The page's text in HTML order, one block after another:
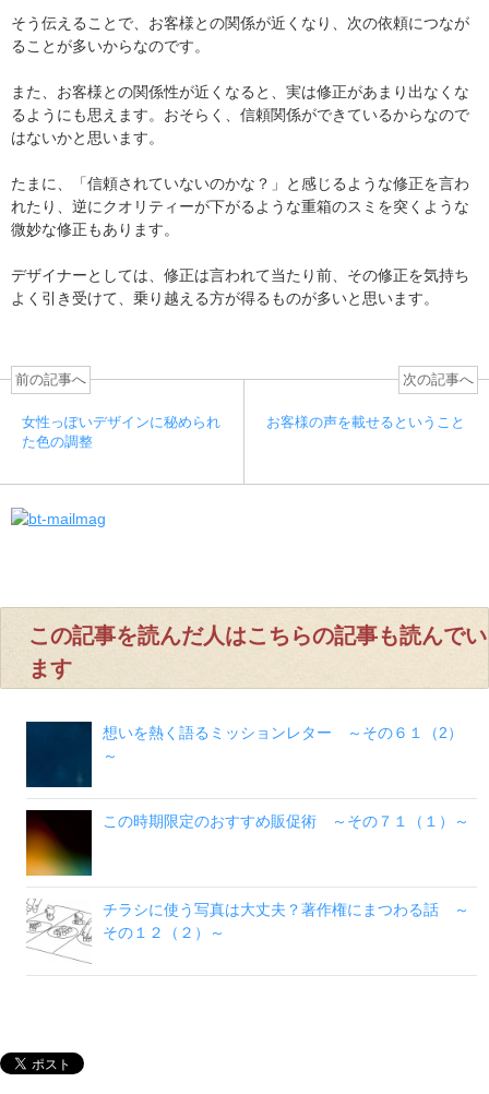
そう伝えることで、お客様との関係が近くなり、次の依頼につなが
ることが多いからなのです。
また、お客様との関係性が近くなると、実は修正があまり出なくな
るようにも思えます。おそらく、信頼関係ができているからなので
はないかと思います。
たまに、「信頼されていないのかな？」と感じるような修正を言わ
れたり、逆にクオリティーが下がるような重箱のスミを突くような
微妙な修正もあります。
デザイナーとしては、修正は言われて当たり前、その修正を気持ち
よく引き受けて、乗り越える方が得るものが多いと思います。
前の記事へ
女性っぽいデザインに秘められ
た色の調整
次の記事へ
お客様の声を載せるということ
この記事を読んだ人はこちらの記事も読んでい
ます
想いを熱く語るミッションレター ～その６１（2）
～
この時期限定のおすすめ販促術 ～その７１（１）～
チラシに使う写真は大丈夫？著作権にまつわる話 ～
その１２（２）～